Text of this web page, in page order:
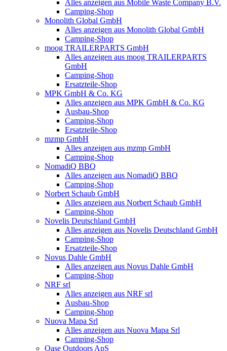
Alles anzeigen aus Mobile Waste Company B.V.
Camping-Shop
Monolith Global GmbH
Alles anzeigen aus Monolith Global GmbH
Camping-Shop
moog TRAILERPARTS GmbH
Alles anzeigen aus moog TRAILERPARTS
GmbH
Camping-Shop
Ersatzteile-Shop
MPK GmbH & Co. KG
Alles anzeigen aus MPK GmbH & Co. KG
Ausbau-Shop
Camping-Shop
Ersatzteile-Shop
mzmp GmbH
Alles anzeigen aus mzmp GmbH
Camping-Shop
NomadiQ BBQ
Alles anzeigen aus NomadiQ BBQ
Camping-Shop
Norbert Schaub GmbH
Alles anzeigen aus Norbert Schaub GmbH
Camping-Shop
Novelis Deutschland GmbH
Alles anzeigen aus Novelis Deutschland GmbH
Camping-Shop
Ersatzteile-Shop
Novus Dahle GmbH
Alles anzeigen aus Novus Dahle GmbH
Camping-Shop
NRF srl
Alles anzeigen aus NRF srl
Ausbau-Shop
Camping-Shop
Nuova Mapa Srl
Alles anzeigen aus Nuova Mapa Srl
Camping-Shop
Oase Outdoors ApS